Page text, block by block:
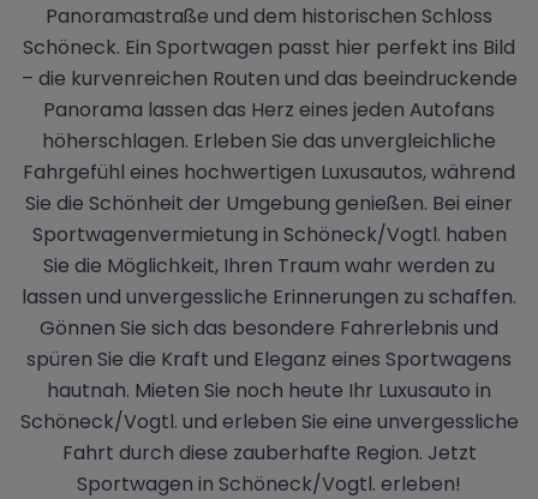
Panoramastraße und dem historischen Schloss
Schöneck. Ein Sportwagen passt hier perfekt ins Bild
– die kurvenreichen Routen und das beeindruckende
Panorama lassen das Herz eines jeden Autofans
höherschlagen. Erleben Sie das unvergleichliche
Fahrgefühl eines hochwertigen Luxusautos, während
Sie die Schönheit der Umgebung genießen. Bei einer
Sportwagenvermietung in Schöneck/Vogtl. haben
Sie die Möglichkeit, Ihren Traum wahr werden zu
lassen und unvergessliche Erinnerungen zu schaffen.
Gönnen Sie sich das besondere Fahrerlebnis und
spüren Sie die Kraft und Eleganz eines Sportwagens
hautnah. Mieten Sie noch heute Ihr Luxusauto in
Schöneck/Vogtl. und erleben Sie eine unvergessliche
Fahrt durch diese zauberhafte Region. Jetzt
Sportwagen in Schöneck/Vogtl. erleben!